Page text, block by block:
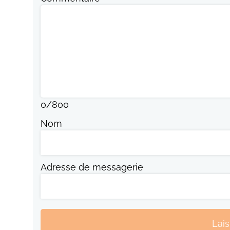
0/800
Nom
Adresse de messagerie